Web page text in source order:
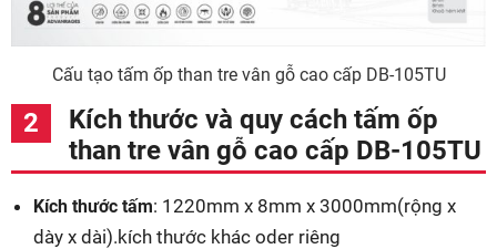
Cấu tạo tấm ốp than tre vân gỗ cao cấp DB-105TU
Kích thước và quy cách tấm ốp
than tre vân gỗ cao cấp DB-105TU
Kích thước tấm: 1220mm x 8mm x 3000mm(rộng x
dày x dài).kích thước khác oder riêng